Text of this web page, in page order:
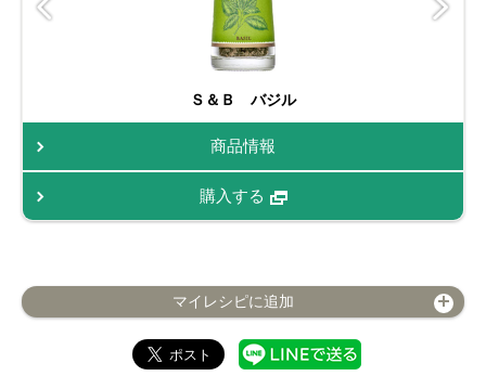
Ｓ＆Ｂ バジル
商品情報
購入する
マイレシピに追加